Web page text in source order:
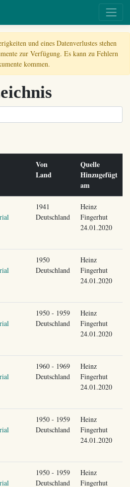
und eines Datenverlustes stehen
zur Verfügung. Es kann zu Fehlern
kommen.
Von
Land
Quelle
Hinzugefügt
am
1941
Deutschland
Heinz
Fingerhut
24.01.2020
1950
Deutschland
Heinz
Fingerhut
24.01.2020
1950 - 1959
Deutschland
Heinz
Fingerhut
24.01.2020
1960 - 1969
Deutschland
Heinz
Fingerhut
24.01.2020
1950 - 1959
Deutschland
Heinz
Fingerhut
24.01.2020
1950 - 1959
Deutschland
Heinz
Fingerhut